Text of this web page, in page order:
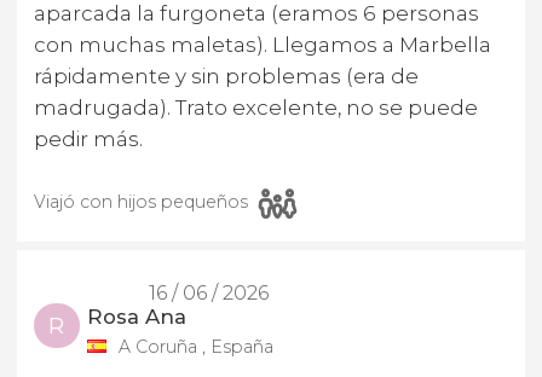
aparcada la furgoneta (eramos 6 personas
con muchas maletas). Llegamos a Marbella
rápidamente y sin problemas (era de
madrugada). Trato excelente, no se puede
pedir más.
Viajó con hijos pequeños
16 / 06 / 2026
R Rosa Ana
A Coruña , España